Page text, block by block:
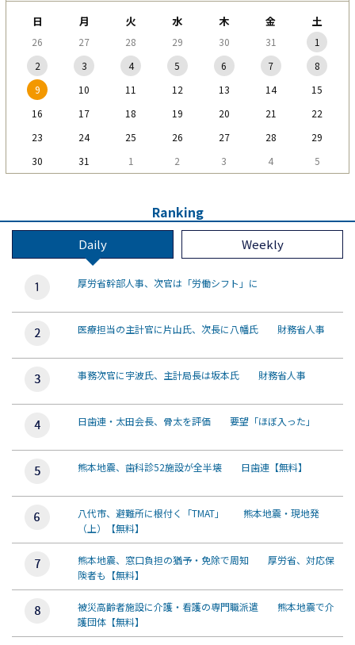
日 月 火 水 木 金 土
26 27 28 29 30 31
1
2
3 4 5 6 7
8
9
10 11 12 13 14
15
16
17 18 19 20 21
22
23
24 25 26 27 28
29
30
31 1 2 3 4 5
Ranking
Daily Weekly
厚労省幹部人事、次官は「労働シフト」に
医療担当の主計官に片山氏、次長に八幡氏 財務省人事
事務次官に宇波氏、主計局長は坂本氏 財務省人事
日歯連・太田会長、骨太を評価 要望「ほぼ入った」
熊本地震、歯科診52施設が全半壊 日歯連【無料】
八代市、避難所に根付く「TMAT」 熊本地震・現地発
（上）【無料】
熊本地震、窓口負担の猶予・免除で周知 厚労省、対応保
険者も【無料】
被災高齢者施設に介護・看護の専門職派遣 熊本地震で介
護団体【無料】